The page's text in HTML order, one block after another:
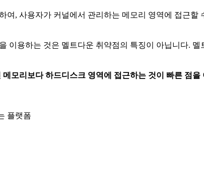
여, 사용자가 커널에서 관리하는 메모리 영역에 접근
이용하는 것은 멜트다운 취약점의 특징이 아닙니다.
모리보다 하드디스크 영역에 접근하는 것이 빠른 점을
플랫폼